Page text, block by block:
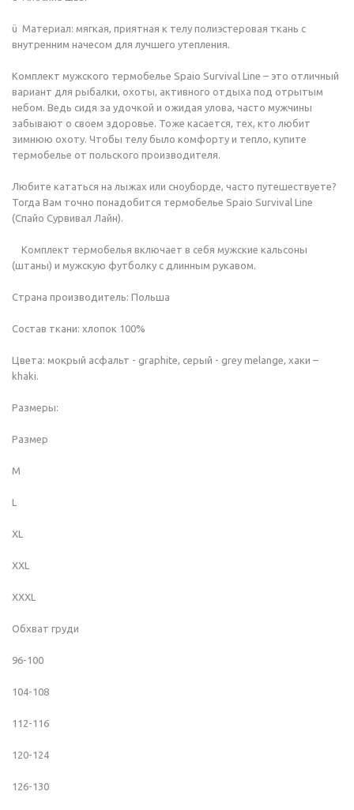
ü Материал: мягкая, приятная к телу полиэстеровая ткань с
внутренним начесом для лучшего утепления.
Комплект мужского термобелье Spaio Survival Line – это отличный
вариант для рыбалки, охоты, активного отдыха под отрытым
небом. Ведь сидя за удочкой и ожидая улова, часто мужчины
забывают о своем здоровье. Тоже касается, тех, кто любит
зимнюю охоту. Чтобы телу было комфорту и тепло, купите
термобелье от польского производителя.
Любите кататься на лыжах или сноуборде, часто путешествуете?
Тогда Вам точно понадобится термобелье Spaio Survival Line
(Спайо Сурвивал Лайн).
Комплект термобелья включает в себя мужские кальсоны
(штаны) и мужскую футболку с длинным рукавом.
Страна производитель: Польша
Состав ткани: хлопок 100%
Цвета: мокрый асфальт - graphite, серый - grey melange, хаки –
khaki.
Размеры:
Размер
M
L
XL
XXL
XXXL
Обхват груди
96-100
104-108
112-116
120-124
126-130